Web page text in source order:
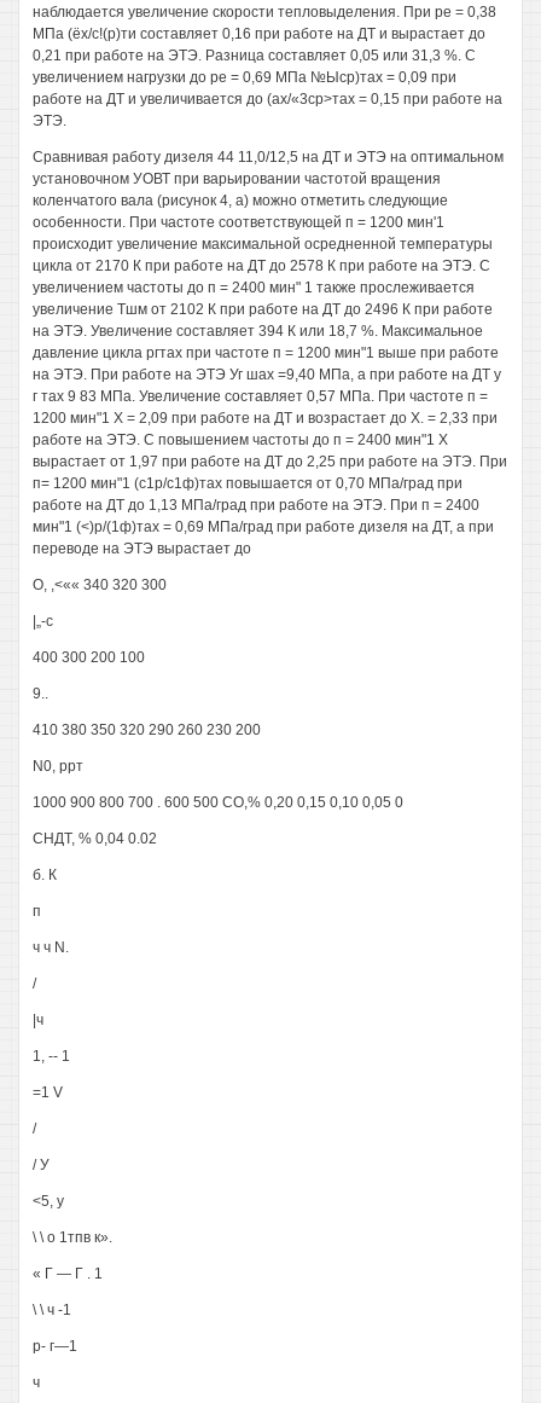
наблюдается увеличение скорости тепловыделения. При ре = 0,38
МПа (ёх/с!(р)ти составляет 0,16 при работе на ДТ и вырастает до
0,21 при работе на ЭТЭ. Разница составляет 0,05 или 31,3 %. С
увеличением нагрузки до ре = 0,69 МПа №Ыср)тах = 0,09 при
работе на ДТ и увеличивается до (ах/«3ср>тах = 0,15 при работе на
ЭТЭ.
Сравнивая работу дизеля 44 11,0/12,5 на ДТ и ЭТЭ на оптимальном
установочном УОВТ при варьировании частотой вращения
коленчатого вала (рисунок 4, а) можно отметить следующие
особенности. При частоте соответствующей п = 1200 мин'1
происходит увеличение максимальной осредненной температуры
цикла от 2170 К при работе на ДТ до 2578 К при работе на ЭТЭ. С
увеличением частоты до п = 2400 мин" 1 также прослеживается
увеличение Тшм от 2102 К при работе на ДТ до 2496 К при работе
на ЭТЭ. Увеличение составляет 394 К или 18,7 %. Максимальное
давление цикла ргтах при частоте п = 1200 мин"1 выше при работе
на ЭТЭ. При работе на ЭТЭ Уг шах =9,40 МПа, а при работе на ДТ у
г тах 9 83 МПа. Увеличение составляет 0,57 МПа. При частоте п =
1200 мин"1 X = 2,09 при работе на ДТ и возрастает до X. = 2,33 при
работе на ЭТЭ. С повышением частоты до п = 2400 мин"1 X
вырастает от 1,97 при работе на ДТ до 2,25 при работе на ЭТЭ. При
п= 1200 мин"1 (с1р/с1ф)тах повышается от 0,70 МПа/град при
работе на ДТ до 1,13 МПа/град при работе на ЭТЭ. При п = 2400
мин"1 (<)р/(1ф)тах = 0,69 МПа/град при работе дизеля на ДТ, а при
переводе на ЭТЭ вырастает до
О, ,<«« 340 320 300
|„-с
400 300 200 100
9..
410 380 350 320 290 260 230 200
N0, ррт
1000 900 800 700 . 600 500 СО,% 0,20 0,15 0,10 0,05 0
СНДТ, % 0,04 0.02
б. К
п
ч ч N.
/
|ч
1, -- 1
=1 V
/
/ У
<5, у
\ \ о 1тпв к».
« Г — Г . 1
\ \ ч -1
р- г—1
ч